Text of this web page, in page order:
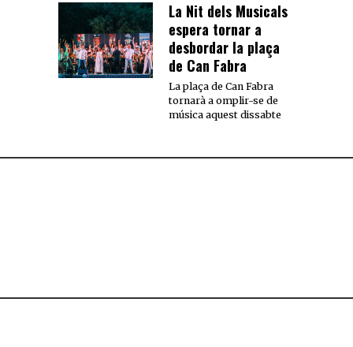
La Nit dels Musicals
espera tornar a
desbordar la plaça
de Can Fabra
La plaça de Can Fabra
tornarà a omplir-se de
música aquest dissabte